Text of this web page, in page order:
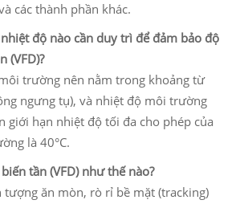
các thành phần khác.
độ nào cần duy trì để đảm bảo độ
(VFD)?
trường nên nằm trong khoảng từ
ngưng tụ), và nhiệt độ môi trường
giới hạn nhiệt độ tối đa cho phép của
là 40°C.
tần (VFD) như thế nào?
ăn mòn, rò rỉ bề mặt (tracking)